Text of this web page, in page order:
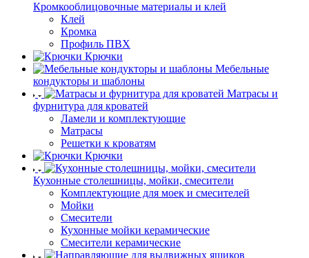
Кромкооблицовочные материалы и клей
Клей
Кромка
Профиль ПВХ
Крючки
Мебельные
кондукторы и шаблоны
Матрасы и
фурнитура для кроватей
Ламели и комплектующие
Матрасы
Решетки к кроватям
Крючки
Кухонные столешницы, мойки, смесители
Комплектующие для моек и смесителей
Мойки
Смесители
Кухонные мойки керамические
Смесители керамические